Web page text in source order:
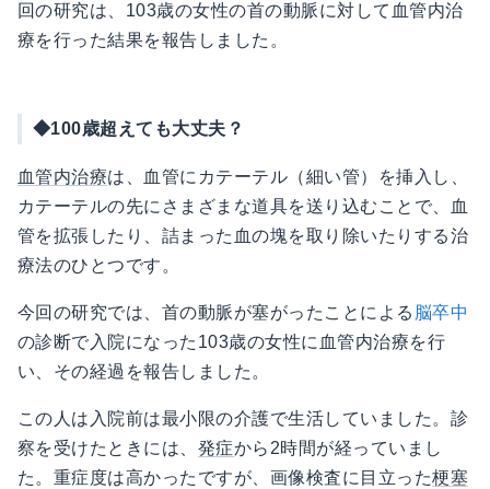
回の研究は、103歳の女性の首の動脈に対して血管内治
療を行った結果を報告しました。
◆100歳超えても大丈夫？
血管内治療は、血管にカテーテル（細い管）を挿入し、
カテーテルの先にさまざまな道具を送り込むことで、血
管を拡張したり、詰まった血の塊を取り除いたりする治
療法のひとつです。
今回の研究では、首の動脈が塞がったことによる 脳卒中
の診断で入院になった103歳の女性に血管内治療を行
い、その経過を報告しました。
この人は入院前は最小限の介護で生活していました。診
察を受けたときには、 発症から2時間が経っていまし
た。重症度は高かったですが、画像検査に目立った梗塞